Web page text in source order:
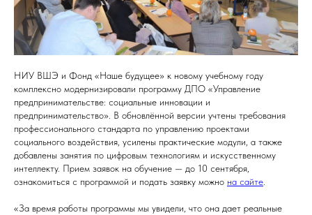
НИУ ВШЭ и Фонд «Наше будущее» к новому учебному году
комплексно модернизировали программу ДПО «Управление
предпринимательстве: социальные инновации и
предпринимательство». В обновлённой версии учтены требования
профессионального стандарта по управлению проектами
социального воздействия, усилены практические модули, а также
добавлены занятия по цифровым технологиям и искусственному
интеллекту. Прием заявок на обучение — до 10 сентября,
ознакомиться с программой и подать заявку можно на сайте
«За время работы программы мы увидели, что она дает реальные